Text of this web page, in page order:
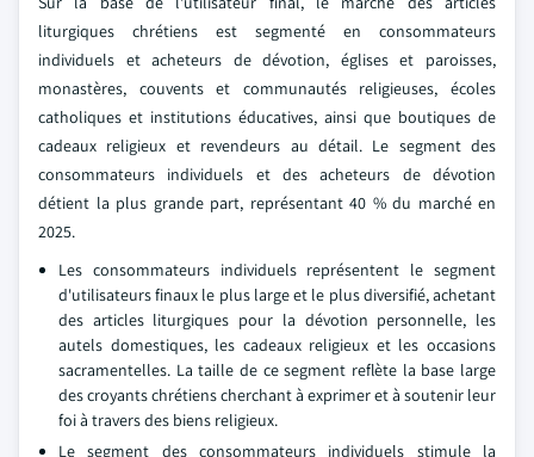
liturgiques chrétiens est segmenté en consommateurs
individuels et acheteurs de dévotion, églises et paroisses,
monastères, couvents et communautés religieuses, écoles
catholiques et institutions éducatives, ainsi que boutiques de
cadeaux religieux et revendeurs au détail. Le segment des
consommateurs individuels et des acheteurs de dévotion
détient la plus grande part, représentant 40 % du marché en
2025.
Les consommateurs individuels représentent le segment
d'utilisateurs finaux le plus large et le plus diversifié, achetant
des articles liturgiques pour la dévotion personnelle, les
autels domestiques, les cadeaux religieux et les occasions
sacramentelles. La taille de ce segment reflète la base large
des croyants chrétiens cherchant à exprimer et à soutenir leur
foi à travers des biens religieux.
Le segment des consommateurs individuels stimule la